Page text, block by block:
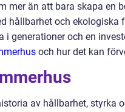
mer än att bara skapa en
hållbarhet och ekologiska
generationer och en
och hur det kan
av hållbarhet, styrka